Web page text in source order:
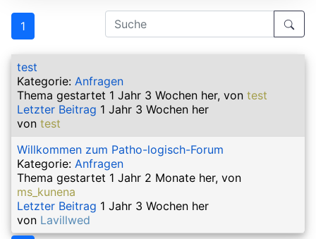
1
test
Kategorie: Anfragen
Thema gestartet 1 Jahr 3 Wochen her, von test
Letzter Beitrag 1 Jahr 3 Wochen her
von test
Willkommen zum Patho-logisch-Forum
Kategorie: Anfragen
Thema gestartet 1 Jahr 2 Monate her, von
ms_kunena
Letzter Beitrag 1 Jahr 3 Wochen her
von Lavillwed